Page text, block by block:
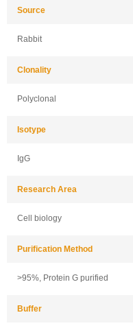
Source
Rabbit
Clonality
Polyclonal
Isotype
IgG
Research Area
Cell biology
Purification Method
>95%, Protein G purified
Buffer